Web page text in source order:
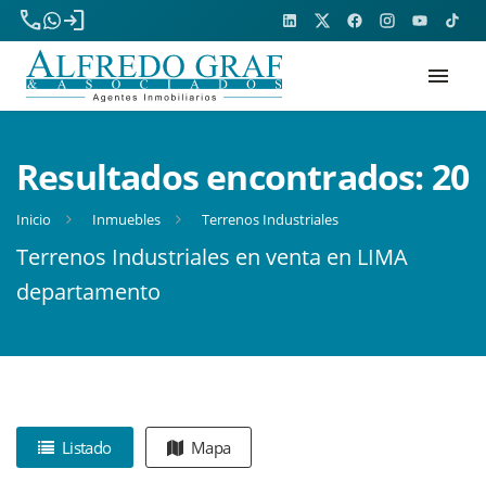
phone
login
menu
Resultados encontrados: 20
Inicio Inmuebles Terrenos Industriales
Terrenos Industriales en venta en LIMA
departamento
Listado Mapa